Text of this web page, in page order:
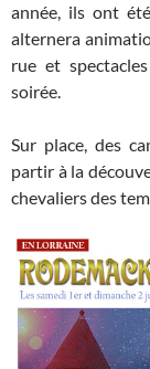
année, ils ont
alternera
rue et
soirée.
Sur place, des
partir à la
chevaliers des